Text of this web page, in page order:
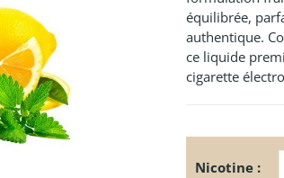
équilibrée,
authentique.
ce liquide
cigarette
Nicotine :